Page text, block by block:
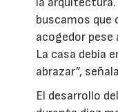
buscamos que
acogedor pese
La casa debía
abrazar”,
El desarrollo